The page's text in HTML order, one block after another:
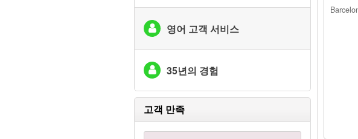
영어 고객 서비스
35년의 경험
고객 만족